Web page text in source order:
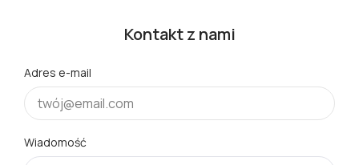
Kontakt z nami
Adres e-mail
Wiadomość